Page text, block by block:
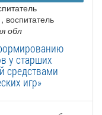
, воспитатель
обл
у старших
средствами
игр»